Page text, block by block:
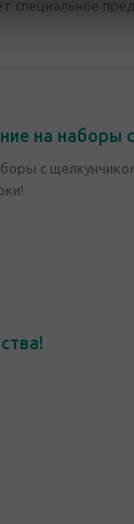
специальное
на наборы
с